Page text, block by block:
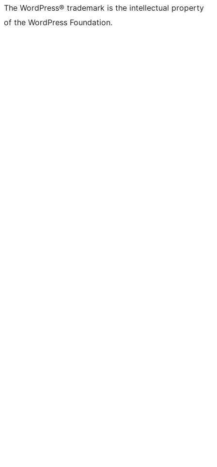
The WordPress® trademark is the intellectual property
of the WordPress Foundation.